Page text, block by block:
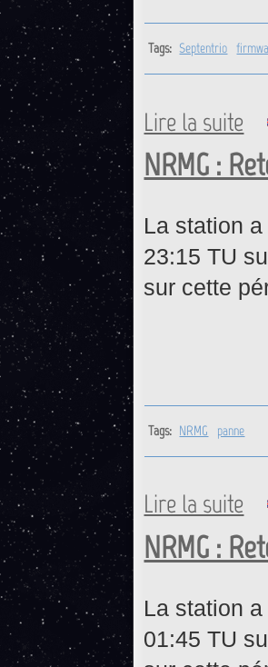
Tags: Septentrio
Lire la suite
NRMG :
La station
23:15 TU
sur cette
Tags: NRMG panne
Lire la suite
NRMG :
La station
01:45 TU